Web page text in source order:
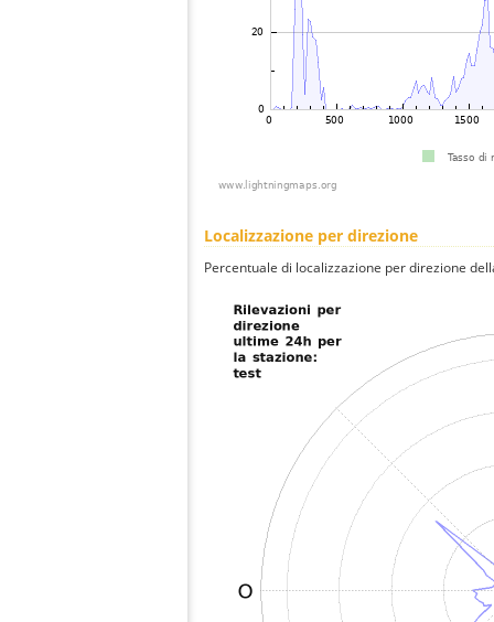
Localizzazione per direzione
Percentuale di localizzazione per direzione